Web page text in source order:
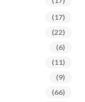
(17)
(22)
(6)
(11)
(9)
(66)